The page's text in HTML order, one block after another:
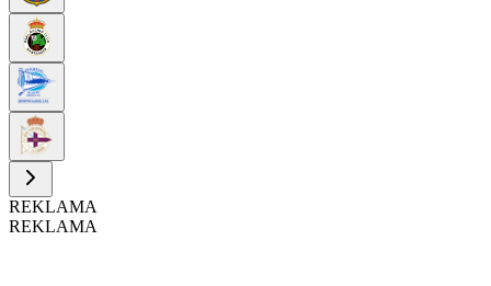
REKLAMA
REKLAMA